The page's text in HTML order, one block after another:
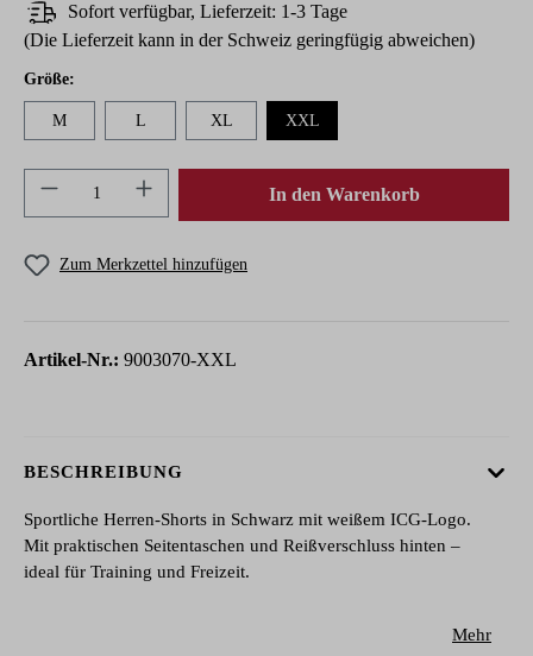
Sofort verfügbar, Lieferzeit: 1-3 Tage
(Die Lieferzeit kann in der Schweiz geringfügig abweichen)
Größeauswählen
:
M L XL XXL
Produkt Anzahl: Gib den gewünschten Wert
In den Warenkorb
Zum Merkzettel hinzufügen
Artikel-Nr.: 9003070-XXL
BESCHREIBUNG
Sportliche Herren-Shorts in Schwarz mit weißem ICG-Logo.
Mit praktischen Seitentaschen und Reißverschluss hinten –
ideal für Training und Freizeit.
Mehr